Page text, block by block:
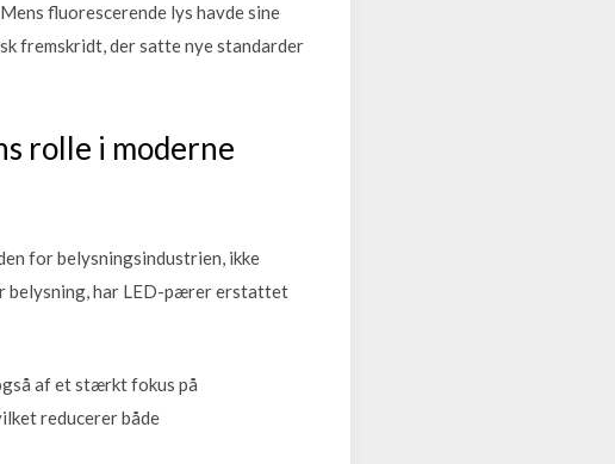
fluorescerende lys havde sine
fremskridt, der satte nye standarder
rolle i moderne
for belysningsindustrien, ikke
belysning, har LED-pærer erstattet
af et stærkt fokus på
reducerer både